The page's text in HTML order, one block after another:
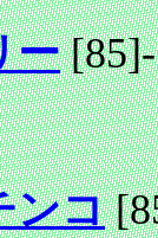
ー[85]-
ンコ